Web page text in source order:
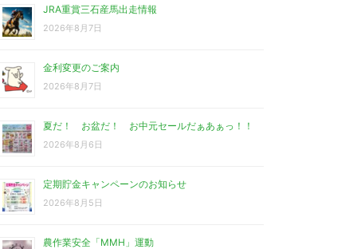
JRA重賞三石産馬出走情報
2026年8月7日
金利変更のご案内
2026年8月7日
夏だ！ お盆だ！ お中元セールだぁあぁっ！！
2026年8月6日
定期貯金キャンペーンのお知らせ
2026年8月5日
農作業安全「MMH」運動